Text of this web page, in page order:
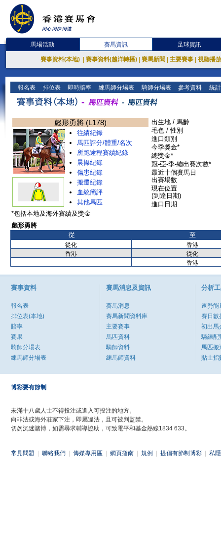
馬場活動 賽馬資訊 足球資訊
賽事資料(本地) 賽事資料(越洋轉播) 賽馬新聞 主要賽事 視聽播
報名表 排位表 即時賠率 練馬師分場表 騎師分場表 參考資料 統
彪形勇將 (L178)
往績紀錄
馬匹評分/體重/名次
所跑途程賽績紀錄
晨操紀錄
傷患紀錄
搬遷紀錄
血統簡評
其他馬匹
出生地 / 馬齡
毛色 / 性別
進口類別
今季獎金*
總獎金*
冠-亞-季-總出賽次數*
最近十個賽馬日
出賽場數
現在位置
(到達日期)
進口日期
*包括本地及海外賽績及獎金
彪形勇將
從
至
從化
香港
香港
從化
香港
賽事資料
報名表
排位表(本地)
賠率
賽果
騎師分場表
練馬師分場表
賽馬消息及資訊
賽馬消息
賽馬新聞資料庫
主要賽事
馬匹資料
騎師資料
練馬師資料
分析
速勢能
賽日數
初出馬
騎練配
馬匹搬
貼士指
博彩要有節制
未滿十八歲人士不得投注或進入可投注的地方。
向非法或海外莊家下注，即屬違法，且可被判監禁。
切勿沉迷賭博，如需尋求輔導協助，可致電平和基金熱線1834 633。
常見問題 聯絡我們 傳媒專用區 網頁指南 規例 提倡有節制博彩 私